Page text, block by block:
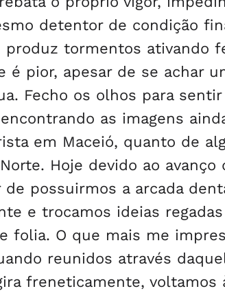
detentor de condição
tormentos ativando
é pior, apesar de se achar
Fecho os olhos para
as imagens
em Maceió, quanto de
Hoje devido ao
de possuirmos a arcada
e trocamos ideias
folia. O que mais me
reunidos através
freneticamente, voltamos